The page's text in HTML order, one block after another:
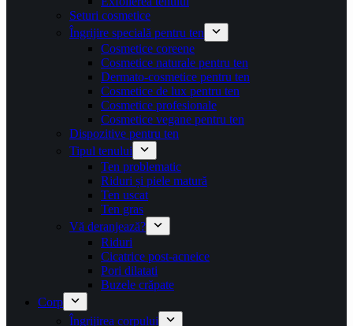
Seturi cosmetice
Îngrijire specială pentru ten
Cosmetice coreene
Cosmetice naturale pentru ten
Dermato-cosmetice pentru ten
Cosmetice de lux pentru ten
Cosmetice profesionale
Cosmetice vegane pentru ten
Dispozitive pentru ten
Tipul tenului
Ten problematic
Riduri și piele matură
Ten uscat
Ten gras
Vă deranjează?
Riduri
Cicatrice post-acneice
Pori dilatati
Buzele crăpate
Corp
Îngrijirea corpului